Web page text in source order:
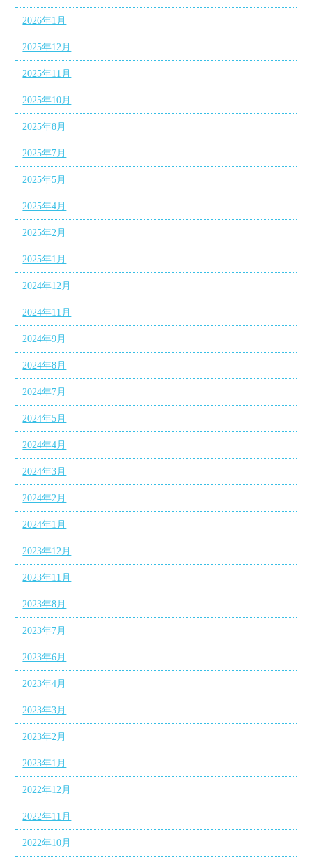
2026年1月
2025年12月
2025年11月
2025年10月
2025年8月
2025年7月
2025年5月
2025年4月
2025年2月
2025年1月
2024年12月
2024年11月
2024年9月
2024年8月
2024年7月
2024年5月
2024年4月
2024年3月
2024年2月
2024年1月
2023年12月
2023年11月
2023年8月
2023年7月
2023年6月
2023年4月
2023年3月
2023年2月
2023年1月
2022年12月
2022年11月
2022年10月